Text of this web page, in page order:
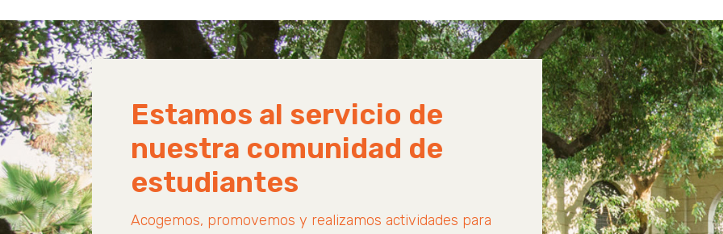
Estamos al servicio de
nuestra comunidad de
estudiantes
Acogemos, promovemos y realizamos actividades para